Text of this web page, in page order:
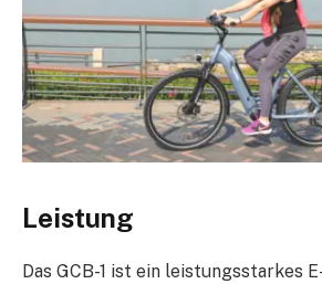
Leistung
Das GCB-1 ist ein leistungsstarkes